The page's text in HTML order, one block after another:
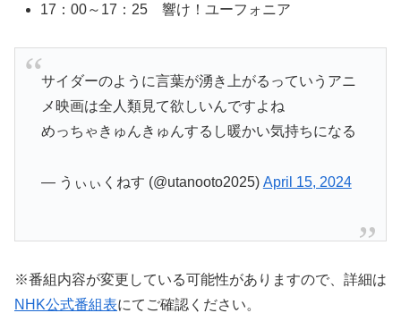
17：00～17：25 響け！ユーフォニア
サイダーのように言葉が湧き上がるっていうアニ
メ映画は全人類見て欲しいんですよね
めっちゃきゅんきゅんするし暖かい気持ちになる
— うぃぃくねす (@utanooto2025) April 15, 2024
※番組内容が変更している可能性がありますので、詳細は
NHK公式番組表にてご確認ください。